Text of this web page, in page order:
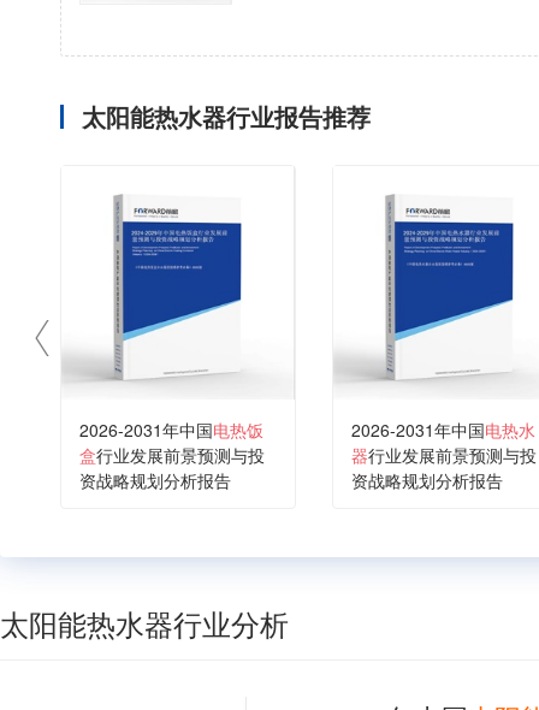
太阳能热水器行业报告推荐
2026-2031年中国电热饭
盒行业发展前景预测与投
资战略规划分析报告
2026-2031年中国电热水
器行业发展前景预测与投
资战略规划分析报告
太阳能热水器行业分析